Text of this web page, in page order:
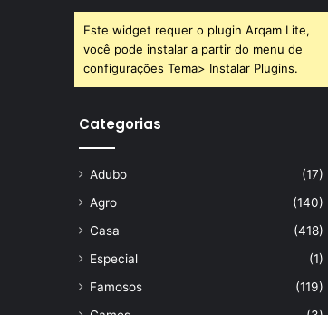
Este widget requer o plugin Arqam Lite,
você pode instalar a partir do menu de
configurações Tema> Instalar Plugins.
Categorias
Adubo
(17)
Agro
(140)
Casa
(418)
Especial
(1)
Famosos
(119)